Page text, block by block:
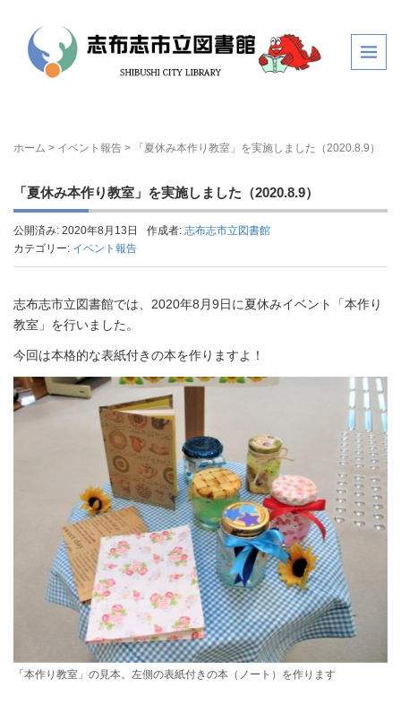
ホーム > イベント報告 > 「夏休み本作り教室」を実施しました（2020.8.9）
「夏休み本作り教室」を実施しました（2020.8.9）
公開済み: 2020年8月13日 作成者: 志布志市立図書館
カテゴリー: イベント報告
志布志市立図書館では、2020年8月9日に夏休みイベント「本作り
教室」を行いました。
今回は本格的な表紙付きの本を作りますよ！
「本作り教室」の見本。左側の表紙付きの本（ノート）を作ります